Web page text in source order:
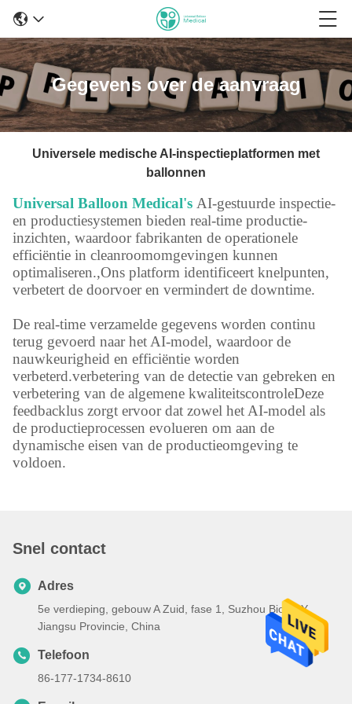
Gegevens over de aanvraag
Universele medische AI-inspectieplatformen met
ballonnen
Universal Balloon Medical's AI-gestuurde inspectie-
en productiesystemen bieden real-time productie-
inzichten, waardoor fabrikanten de operationele
efficiëntie in cleanroomomgevingen kunnen
optimaliseren.,Ons platform identificeert knelpunten,
verbetert de doorvoer en vermindert de downtime.
De real-time verzamelde gegevens worden continu
terug gevoerd naar het AI-model, waardoor de
nauwkeurigheid en efficiëntie worden
verbeterd.verbetering van de detectie van gebreken en
verbetering van de algemene kwaliteitscontroleDeze
feedbacklus zorgt ervoor dat zowel het AI-model als
de productieprocessen evolueren om aan de
dynamische eisen van de productieomgeving te
voldoen.
Snel contact
Adres
5e verdieping, gebouw A Zuid, fase 1, Suzhou Bio BAY,
Jiangsu Provincie, China
Telefoon
86-177-1734-8610